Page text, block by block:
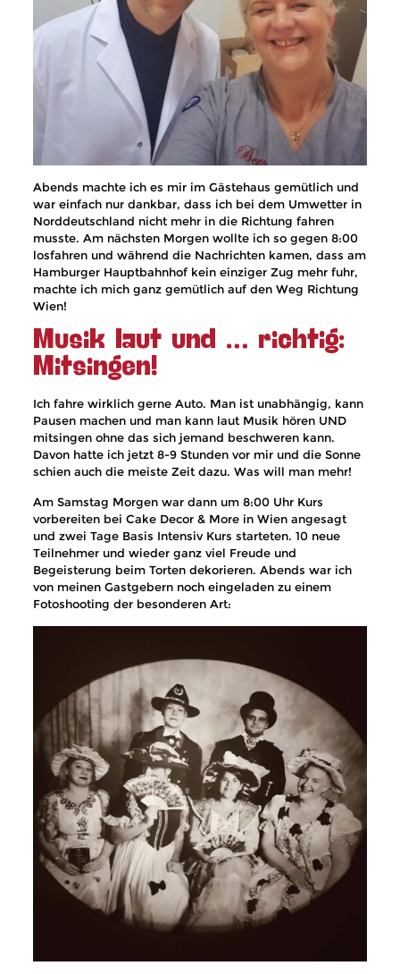
Abends machte ich es mir im Gästehaus gemütlich und
war einfach nur dankbar, dass ich bei dem Umwetter in
Norddeutschland nicht mehr in die Richtung fahren
musste. Am nächsten Morgen wollte ich so gegen 8:00
losfahren und während die Nachrichten kamen, dass am
Hamburger Hauptbahnhof kein einziger Zug mehr fuhr,
machte ich mich ganz gemütlich auf den Weg Richtung
Wien!
Musik laut und … richtig:
Mitsingen!
Ich fahre wirklich gerne Auto. Man ist unabhängig, kann
Pausen machen und man kann laut Musik hören UND
mitsingen ohne das sich jemand beschweren kann.
Davon hatte ich jetzt 8-9 Stunden vor mir und die Sonne
schien auch die meiste Zeit dazu. Was will man mehr!
Am Samstag Morgen war dann um 8:00 Uhr Kurs
vorbereiten bei Cake Decor & More in Wien angesagt
und zwei Tage Basis Intensiv Kurs starteten. 10 neue
Teilnehmer und wieder ganz viel Freude und
Begeisterung beim Torten dekorieren. Abends war ich
von meinen Gastgebern noch eingeladen zu einem
Fotoshooting der besonderen Art: